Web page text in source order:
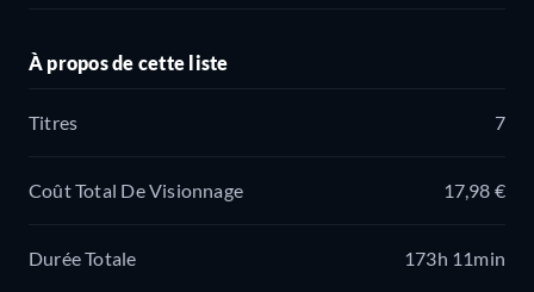
À propos de cette liste
Titres 7
Coût Total De Visionnage 17,98 €
Durée Totale 173h 11min